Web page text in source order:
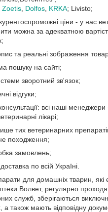
Zoetis Dolfos KRKA; Livisto;
ціни - у нас
можна за адекватною
та реальні зображення
пошуку на сайті;
зворотний зв'язок;
відгуки;
всі наші менеджери
лікарі;
тих ветеринарних
походження;
замовлень;
по всій Україні.
для домашніх тварин, які
Волвет, регулярно
служб, зберігаються
також мають відповідну